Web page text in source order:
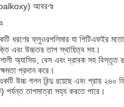
আবরণঃ
ধরণের ফ্লুওরপলিমার যা পিটিএফইর
এবং উচ্চতর তাপ স্থায়িত্ব সহ।
অ্যাসিড, বেস এবং দ্রাবক সহ বিস্তৃত
প্রদান করে।
উচ্চ গলন বিন্দু রয়েছে এবং প্রায় ২৬০
পর্যন্ত তাপমাত্রা সহ্য করতে পারে।